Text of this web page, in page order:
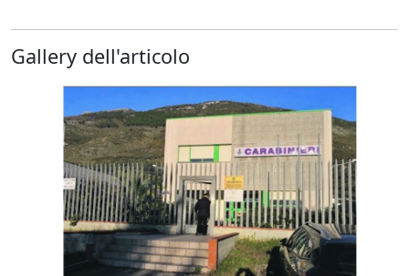
Gallery dell'articolo